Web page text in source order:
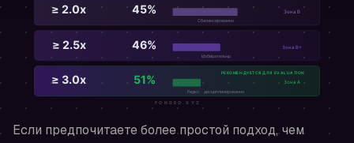
Если предпочитаете более простой подход, чем